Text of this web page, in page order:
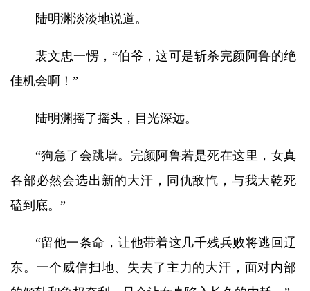
陆明渊淡淡地说道。
裴文忠一愣，“伯爷，这可是斩杀完颜阿鲁的绝
佳机会啊！”
陆明渊摇了摇头，目光深远。
“狗急了会跳墙。完颜阿鲁若是死在这里，女真
各部必然会选出新的大汗，同仇敌忾，与我大乾死
磕到底。”
“留他一条命，让他带着这几千残兵败将逃回辽
东。一个威信扫地、失去了主力的大汗，面对内部